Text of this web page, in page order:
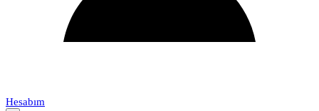
Hesabım